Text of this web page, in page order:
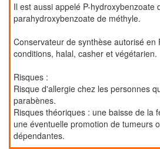
Il est aussi appelé P-hydroxybenzoate
parahydroxybenzoate de méthyle.
Conservateur de synthèse autorisé en
conditions, halal, casher et végétarien.
Risques :
Risque d'allergie chez les personnes
parabènes.
Risques théoriques : une baisse de la
une éventuelle promotion de tumeurs
dépendantes.